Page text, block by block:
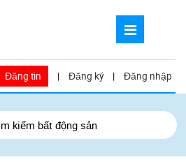
Đăng tin | Đăng ký | Đăng nhập
kiếm bất động sản